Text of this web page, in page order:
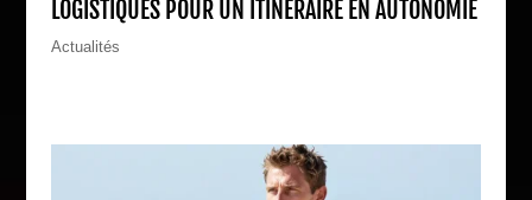
LOGISTIQUES POUR UN ITINÉRAIRE EN AUTONOMIE
Actualités